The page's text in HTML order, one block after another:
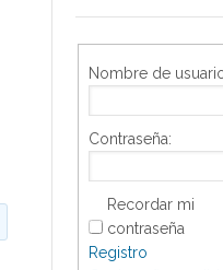
Nombre de
Contraseña:
Recordar mi
contraseña
Registro